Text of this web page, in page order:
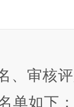
、审核
单如下